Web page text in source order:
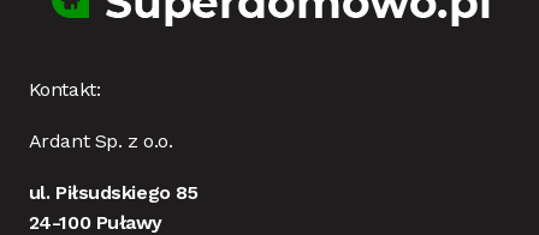
Kontakt:
Ardant Sp. z o.o.
ul. Piłsudskiego 85
24-100 Puławy